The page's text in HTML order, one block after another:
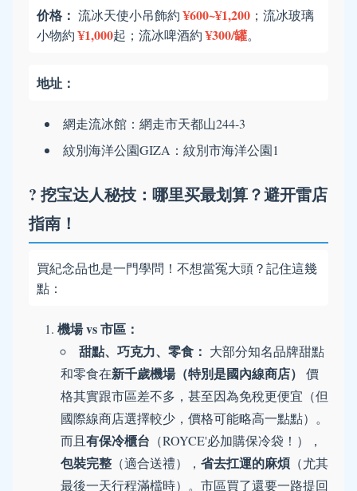
价格： 流冰天使小吊飾約¥600~¥1,200 ；流冰玻璃
小物約¥1,000起；流冰啤酒約¥300/罐。
地址：
網走流冰館：網走市天都山244-3
紋別海洋公園GIZA：紋別市海洋公園1
?️ 挖宝达人秘技：哪里买最划算？避开雷店
指南！
買紀念品也是一門學問！不想當冤大頭？記住這幾
點：
機場 vs 市區：
甜點、巧克力、零食： 大部分知名品牌甜點
和零食在新千歲機場（特別是國內線商店）
價
格其實跟市區差不多，甚至因為免稅更便宜（但
國際線商店選擇較少，價格可能略高一點點）。
而且有保冷櫃台 （ROYCE'必加購保冷袋！），
包裝完整 （適合送禮）， 省去扛運的麻煩 （尤其
最後一天行程滿檔時）。市區買了還要一路提回